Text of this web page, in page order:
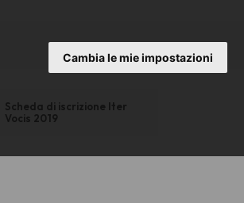
Cambia le mie impostazioni
Scheda di iscrizione Iter
Vocis 2019